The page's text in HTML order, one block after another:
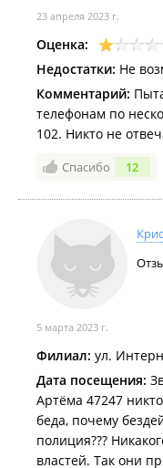
23 апреля 2023 г.
Оценка:
Недостатки: Не
Комментарий:
телефонам по
102. Никто не
Спасибо 12
5 марта 2023 г.
Филиал: ул.
Дата посещения:
Артёма 47247
беда, почему
полиция???
властей. Так они